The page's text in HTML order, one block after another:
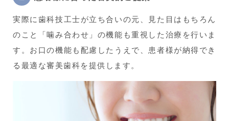
実際に歯科技工士が立ち合いの元、見た目はもちろん
のこと「噛み合わせ」の機能も重視した治療を行いま
す。お口の機能も配慮したうえで、患者様が納得でき
る最適な審美歯科を提供します。